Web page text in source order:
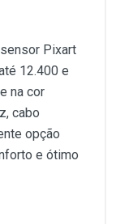
Pixart
12.400 e
na cor
cabo
opção
e ótimo